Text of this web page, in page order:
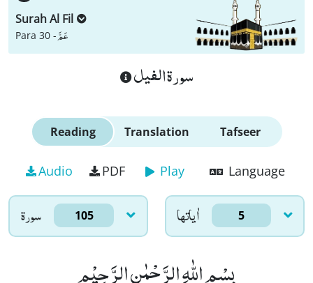
Surah Al Fil
Para 30 -عَمَّ
سورة الفيل
Reading Translation Tafseer
Audio PDF Play Language
سورۃ 105 اٰياتها 5
بِسْمِ اللّٰهِ الرَّحْمٰنِ الرَّحِیْمِ